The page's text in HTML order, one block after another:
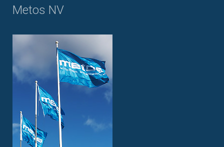
Metos NV